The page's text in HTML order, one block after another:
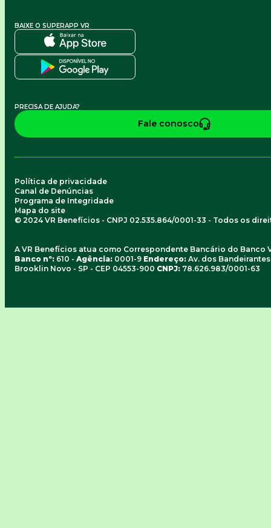
BAIXE O SUPERAPP VR
PRECISA DE AJUDA?
Fale conosco
© 2024 VR Benefícios - CNPJ 02.535.864/0001-33 - Todos os
Política de privacidade
Canal de Denúncias
Programa de Integridade
Mapa do site
A VR Benefícios atua como Correspondente Bancário do Banco
Banco nº: 610 - Agência: 0001-9 Endereço: Av. dos
Brooklin Novo - SP - CEP 04553-900 CNPJ: 78.626.983/0001-63